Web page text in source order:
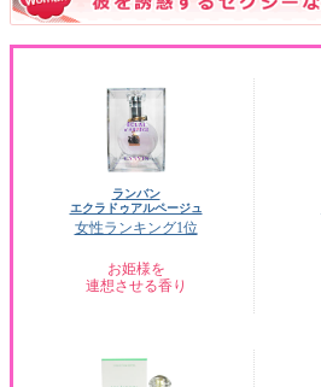
ランバン
エクラドゥアルページュ
女性ランキング1位
お姫様を
連想させる香り